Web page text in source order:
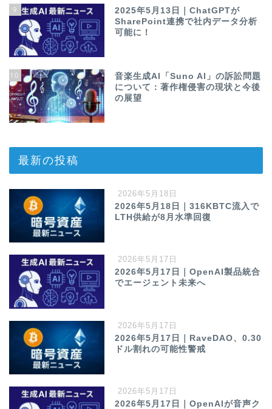
9
2025年5月13日｜ChatGPTが
SharePoint連携で社内データ分析
可能に！
10
音楽生成AI「Suno AI」の訴訟問題
について：著作権侵害の現状と今後
の展望
最新の投稿
2026年5月18日
2026年5月18日｜316KBTC流入で
LTH供給が8月水準回復
2026年5月17日
2026年5月17日｜OpenAI製品統合
でエージェント未来へ
2026年5月17日
2026年5月17日｜RaveDAO、0.30
ドル割れの可能性警戒
2026年5月17日
2026年5月17日｜OpenAIが音声ク